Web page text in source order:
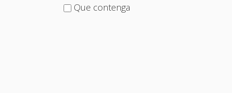
Que contenga